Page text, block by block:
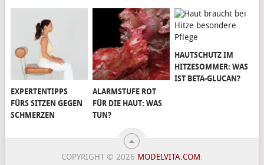
EXPERTENTIPPS
FÜRS SITZEN GEGEN
SCHMERZEN
ALARMSTUFE ROT
FÜR DIE HAUT: WAS
TUN?
HAUTSCHUTZ IM
HITZESOMMER: WAS
IST BETA-GLUCAN?
COPYRIGHT © 2026 MODELVITA.COM.